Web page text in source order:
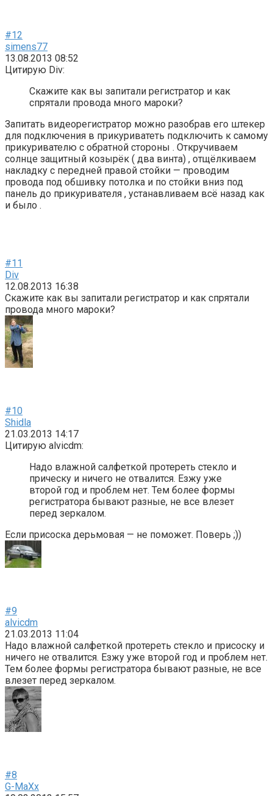
#12
simens77
13.08.2013 08:52
Цитирую Div:
Скажите как вы запитали регистратор и как
спрятали провода много мароки?
Запитать видеорегистратор можно разобрав его штекер
для подключения в прикуриватеть подключить к самому
прикуривателю с обратной стороны . Откручиваем
солнце защитный козырёк ( два винта) , отщёлкиваем
накладку с передней правой стойки — проводим
провода под обшивку потолка и по стойки вниз под
панель до прикуривателя , устанавливаем всё назад как
и было .
#11
Div
12.08.2013 16:38
Скажите как вы запитали регистратор и как спрятали
провода много мароки?
#10
Shidla
21.03.2013 14:17
Цитирую alvicdm:
Надо влажной салфеткой протереть стекло и
прическу и ничего не отвалится. Езжу уже
второй год и проблем нет. Тем более формы
регистратора бывают разные, не все влезет
перед зеркалом.
Если присоска дерьмовая — не поможет. Поверь ;))
#9
alvicdm
21.03.2013 11:04
Надо влажной салфеткой протереть стекло и присоску и
ничего не отвалится. Езжу уже второй год и проблем нет.
Тем более формы регистратора бывают разные, не все
влезет перед зеркалом.
#8
G-MaXx